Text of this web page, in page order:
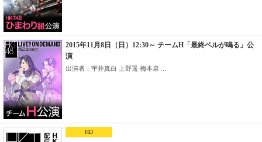
2015年11月8日（日）12:30～ チームH「最終ベルが鳴る」公
演
出演者：宇井真白 上野遥 梅本泉 ...
HD